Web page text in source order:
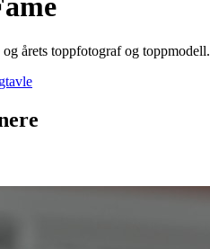
årets toppfotograf og toppmodell.